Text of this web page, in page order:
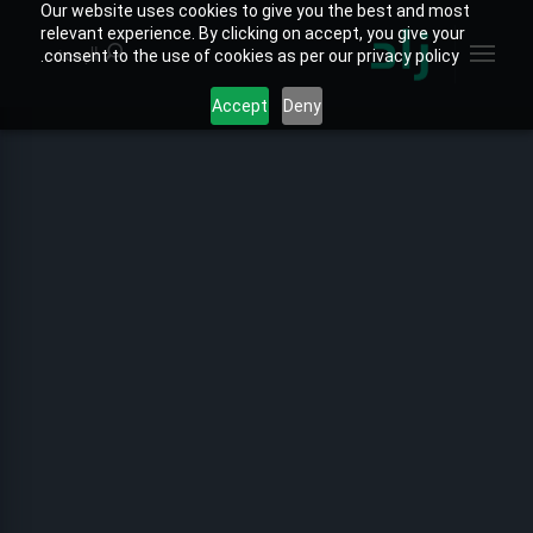
Our website uses cookies to give you the best and most
relevant experience. By clicking on accept, you give your
consent to the use of cookies as per our privacy policy.
Deny
Accept
البحث